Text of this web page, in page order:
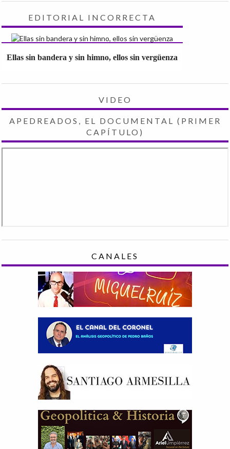
EDITORIAL INCORRECTA
Ellas sin bandera y sin himno, ellos sin vergüenza
VIDEO
APEDREADOS, EL DOCUMENTAL (PRIMER
CAPÍTULO)
CANALES